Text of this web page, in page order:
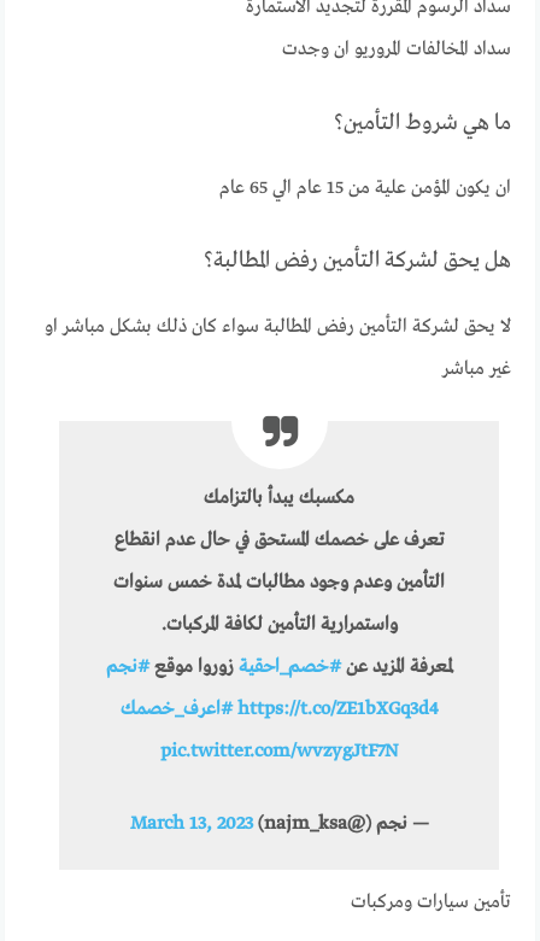
سداد الرسوم المقررة لتجديد الاستمارة
سداد المخالفات المروريو ان وجدت
ما هي شروط التأمين؟
ان يكون المؤمن علية من 15 عام الي 65 عام
هل يحق لشركة التأمين رفض المطالبة؟
لا يحق لشركة التأمين رفض المطالبة سواء كان ذلك بشكل مباشر او
غير مباشر
مكسبك يبدأ بالتزامك
تعرف على خصمك المستحق في حال عدم انقطاع
التأمين وعدم وجود مطالبات لمدة خمس سنوات
واستمرارية التأمين لكافة المركبات.
لمعرفة المزيد عن#خصم_احقية زوروا موقع#نجم
https://t.co/ZE1bXGq3d4 #اعرف_خصمك
pic.twitter.com/wvzygJtF7N
— نجم (@najm_ksa) March 13, 2023
تأمين سيارات ومركبات